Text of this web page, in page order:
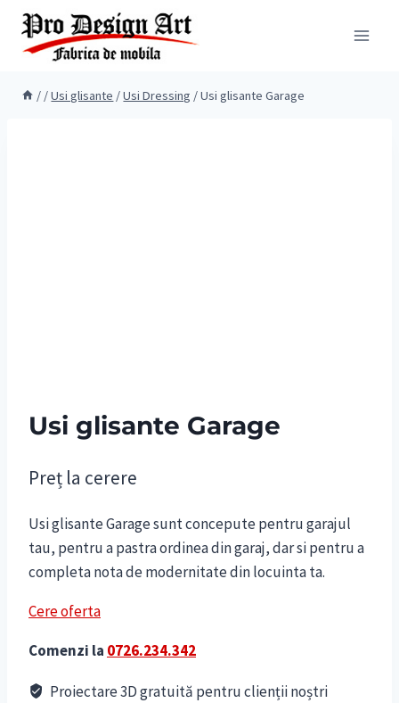
Skip
content
/ /Usi glisante /Usi Dressing /Usi glisante Garage
Usi glisante Garage
Preț la cerere
Usi glisante Garage sunt concepute pentru garajul
tau, pentru a pastra ordinea din garaj, dar si pentru a
completa nota de modernitate din locuinta ta.
Cere oferta
Comenzi la 0726.234.342
Proiectare 3D gratuită pentru clienții noștri